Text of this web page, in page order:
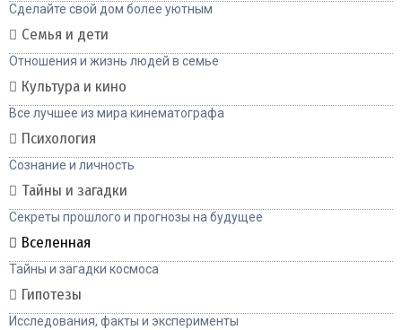
Сделайте свой дом более уютным
Семья и дети
Отношения и жизнь людей в семье
Культура и кино
Все лучшее из мира кинематографа
Психология
Сознание и личность
Тайны и загадки
Секреты прошлого и прогнозы на будущее
Вселенная
Тайны и загадки космоса
Гипотезы
Исследования, факты и эксперименты